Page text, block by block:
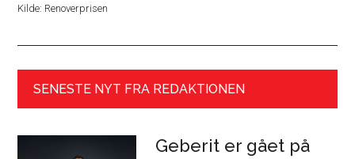
Kilde: Renoverprisen
SENESTE NYT FRA REDAKTIONEN
Geberit er gået på